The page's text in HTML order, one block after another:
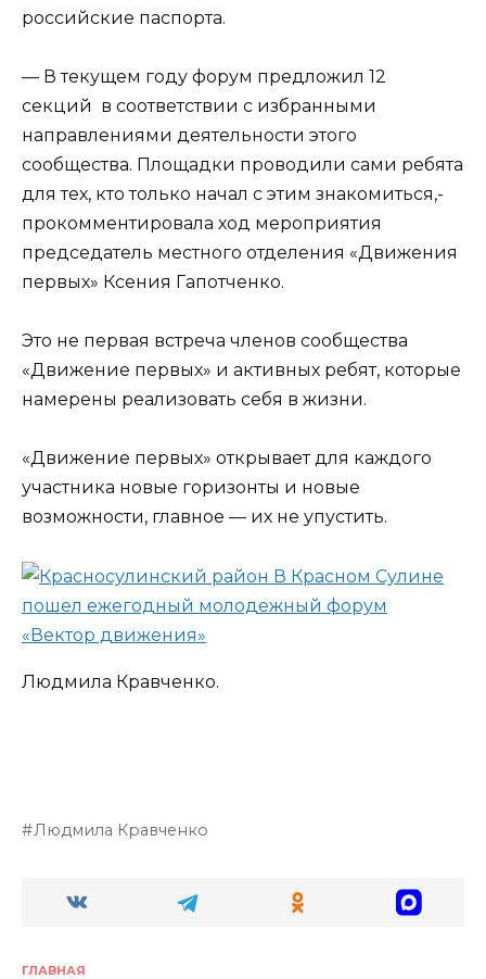
российские паспорта.
— В текущем году форум предложил 12
секций в соответствии с избранными
направлениями деятельности этого
сообщества. Площадки проводили сами ребята
для тех, кто только начал с этим знакомиться,-
прокомментировала ход мероприятия
председатель местного отделения «Движения
первых» Ксения Гапотченко.
Это не первая встреча членов сообщества
«Движение первых» и активных ребят, которые
намерены реализовать себя в жизни.
«Движение первых» открывает для каждого
участника новые горизонты и новые
возможности, главное — их не упустить.
Людмила Кравченко.
Людмила Кравченко
ГЛАВНАЯ